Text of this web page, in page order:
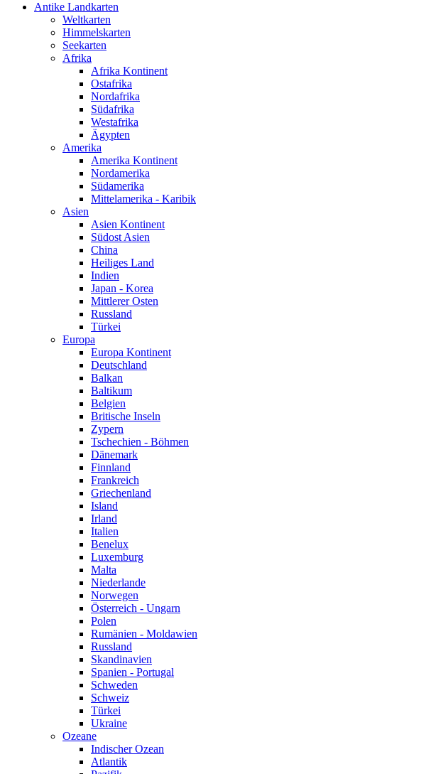
Antike Landkarten
Weltkarten
Himmelskarten
Seekarten
Afrika
Afrika Kontinent
Ostafrika
Nordafrika
Südafrika
Westafrika
Ägypten
Amerika
Amerika Kontinent
Nordamerika
Südamerika
Mittelamerika - Karibik
Asien
Asien Kontinent
Südost Asien
China
Heiliges Land
Indien
Japan - Korea
Mittlerer Osten
Russland
Türkei
Europa
Europa Kontinent
Deutschland
Balkan
Baltikum
Belgien
Britische Inseln
Zypern
Tschechien - Böhmen
Dänemark
Finnland
Frankreich
Griechenland
Island
Irland
Italien
Benelux
Luxemburg
Malta
Niederlande
Norwegen
Österreich - Ungarn
Polen
Rumänien - Moldawien
Russland
Skandinavien
Spanien - Portugal
Schweden
Schweiz
Türkei
Ukraine
Ozeane
Indischer Ozean
Atlantik